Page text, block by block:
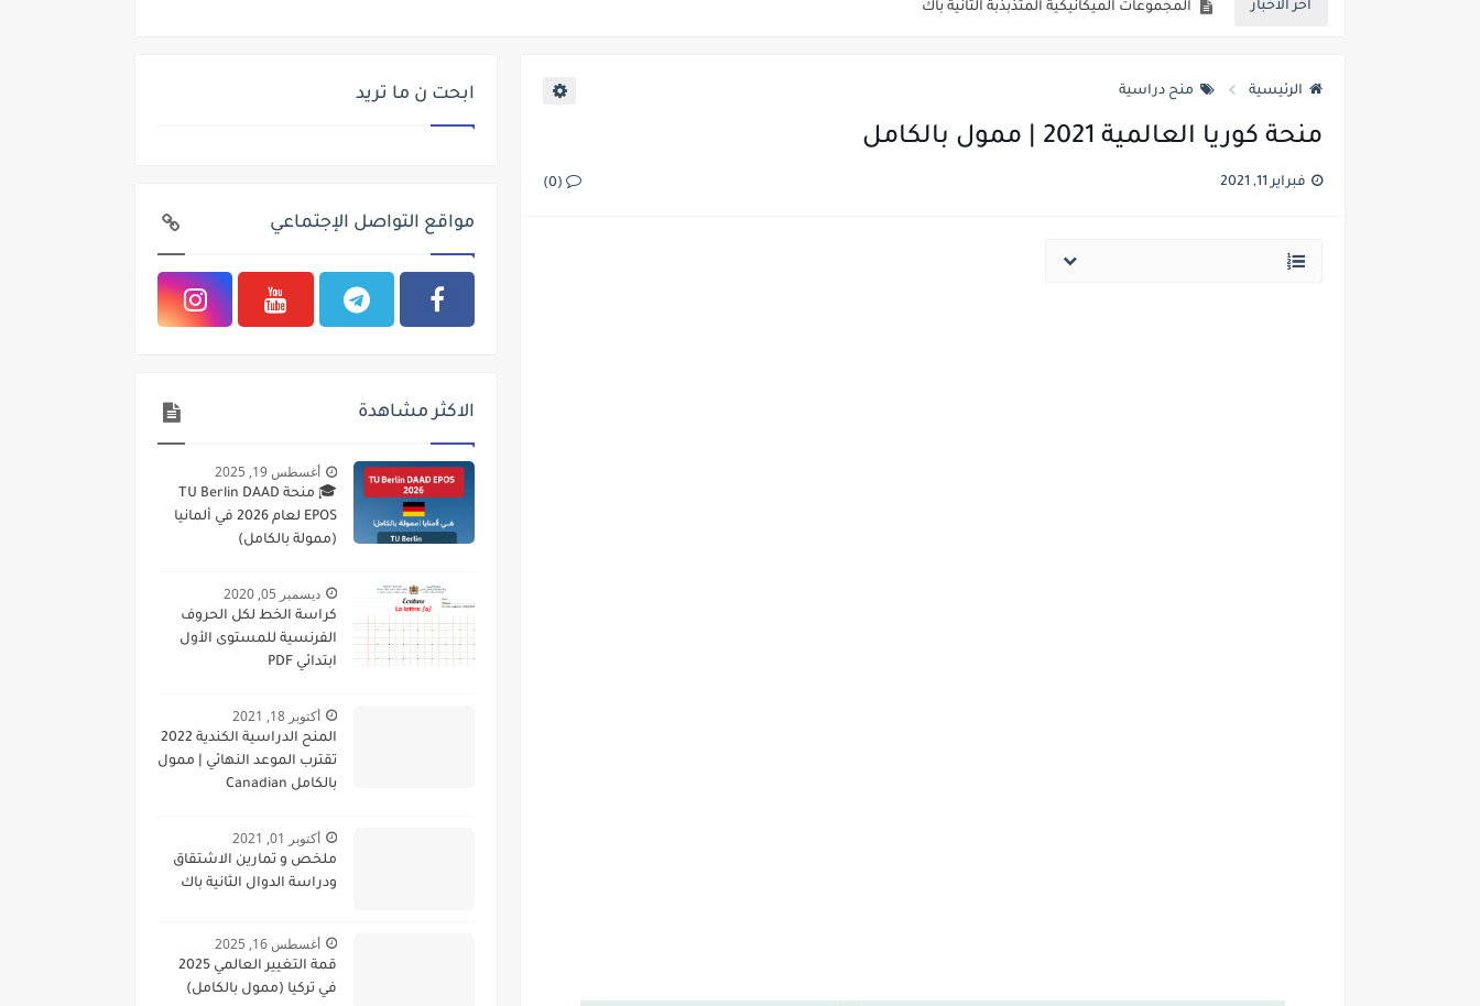
أخر الاخبار
المظاهر الطاقية للتذبذبات الميكانيكية الثانية باك
التطور التلقائي لمجموعة كيميائية الثانية باك
التحولات التلقائية في الأعمدة وتحصيل الطاقة الثانية باك
الرئيسية منح دراسية
منحة كوريا العالمية 2021 | ممول بالكامل
فبراير 11, 2021 (0)
ابحت ن ما تريد
مواقع التواصل الإجتماعي
الاكثر مشاهدة
أغسطس 19, 2025
🎓 منحة TU Berlin DAAD
EPOS لعام 2026 في ألمانيا
(ممولة بالكامل)
ديسمبر 05, 2020
كراسة الخط لكل الحروف
الفرنسية للمستوى الأول
ابتدائي PDF
أكتوبر 18, 2021
المنح الدراسية الكندية 2022
تقترب الموعد النهائي | ممول
بالكامل Canadian
Deadline Approaching
أكتوبر 01, 2021
ملخص و تمارين الاشتقاق
ودراسة الدوال الثانية باك
أغسطس 16, 2025
قمة التغيير العالمي 2025
في تركيا (ممول بالكامل)